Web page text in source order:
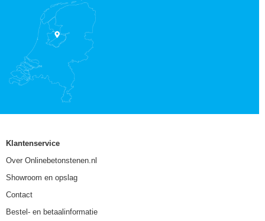
Klantenservice
Over Onlinebetonstenen.nl
Showroom en opslag
Contact
Bestel- en betaalinformatie